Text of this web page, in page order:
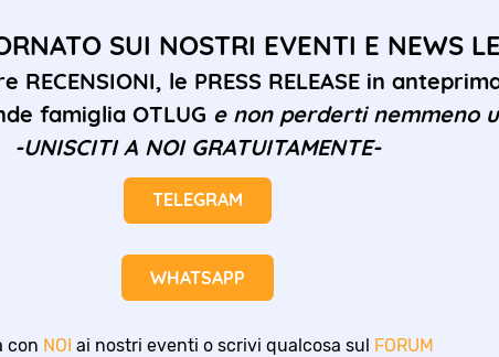
SUI NOSTRI EVENTI E NEWS
RECENSIONI, le PRESS RELEASE in
famiglia OTLUG e non perderti nemmeno
-UNISCITI A NOI GRATUITAMENTE-
TELEGRAM
WHATSAPP
con NOI ai nostri eventi o scrivi qualcosa sul FORUM